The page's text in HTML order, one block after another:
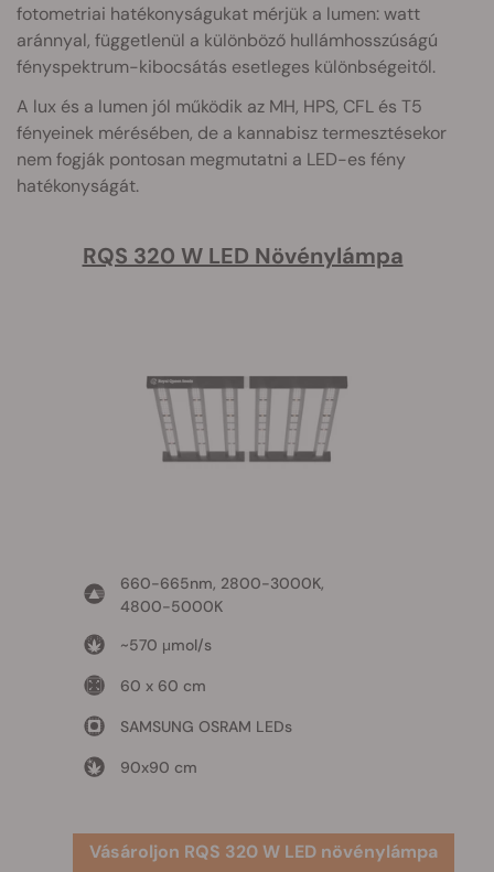
fotometriai hatékonyságukat mérjük a lumen: watt
aránnyal, függetlenül a különböző hullámhosszúságú
fényspektrum-kibocsátás esetleges különbségeitől.
A lux és a lumen jól működik az MH, HPS, CFL és T5
fényeinek mérésében, de a kannabisz termesztésekor
nem fogják pontosan megmutatni a LED-es fény
hatékonyságát.
RQS 320 W LED Növénylámpa
660-665nm, 2800-3000K,
4800-5000K
~570 μmol/s
60 x 60 cm
SAMSUNG OSRAM LEDs
90x90 cm
Vásároljon RQS 320 W LED növénylámpa